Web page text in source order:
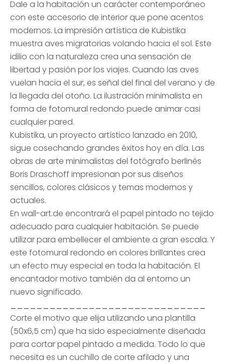
Dale a la habitación un carácter contemporáneo
con este accesorio de interior que pone acentos
modernos. La impresión artística de Kubistika
muestra aves migratorias volando hacia el sol. Este
idilio con la naturaleza crea una sensación de
libertad y pasión por los viajes. Cuando las aves
vuelan hacia el sur, es señal del final del verano y de
la llegada del otoño. La ilustración minimalista en
forma de fotomural redondo puede animar casi
cualquier pared.
Kubistika, un proyecto artístico lanzado en 2010,
sigue cosechando grandes éxitos hoy en día. Las
obras de arte minimalistas del fotógrafo berlinés
Boris Draschoff impresionan por sus diseños
sencillos, colores clásicos y temas modernos y
actuales.
En wall-art.de encontrará el papel pintado no tejido
adecuado para cualquier habitación. Se puede
utilizar para embellecer el ambiente a gran escala. Y
este fotomural redondo en colores brillantes crea
un efecto muy especial en toda la habitación. El
encantador motivo también da al entorno un
nuevo significado.
Corte el motivo que elija utilizando una plantilla
(50x6,5 cm) que ha sido especialmente diseñada
para cortar papel pintado a medida. Todo lo que
necesita es un cuchillo de corte afilado y una